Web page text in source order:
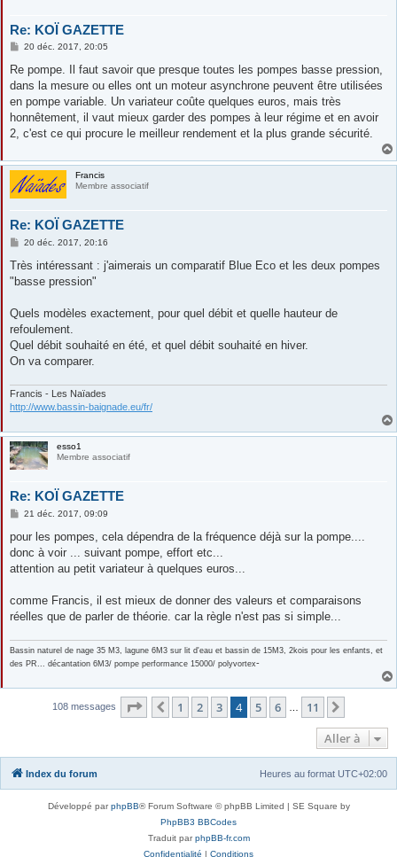
Re: KOÏ GAZETTE
M
s
a
g
20 déc. 2017, 20:05
Re pompe. Il faut savoir que presque toutes les pompes basse pression,
dans la mesure ou elles ont un moteur asynchrone peuvent être utilisées
en pompe variable. Un variateur coûte quelques euros, mais très
honnêtement, il vaut mieux garder des pompes à leur régime et en avoir
2, c'est ce qui procure le meilleur rendement et la plus grande sécurité.
Francis
Membre associatif
Re: KOÏ GAZETTE
M
s
a
20 déc. 2017, 20:16
Très intéressant : j'aimerais un comparatif Blue Eco et les deux pompes
"basse pression"
Quels modèles exactement, pour quel débit et quelle hauteur de
refoulement.
Quel débit souhaité en été, et quel débit souhaité en hiver.
On va comparer.
Francis - Les Naïades
http://www.bassin-baignade.eu/fr/
esso1
Membre associatif
Re: KOÏ GAZETTE
M
s
a
g
21 déc. 2017, 09:09
pour les pompes, cela dépendra de la fréquence déjà sur la pompe....
donc à voir ... suivant pompe, effort etc...
attention au petit variateur à quelques euros...
comme Francis, il est mieux de donner des valeurs et comparaisons
réelles que de parler de théorie. car la règle n'est pas si simple...
Bassin naturel de nage 35 M3, lagune 6M3 sur lit d'eau et bassin de 15M3, 2kois pour les enfants, et
des PR... décantation 6M3/ pompe performance 15000/ polyvortex-
108 messages Page sur11
Précédente
1 2 3 4 5 6 11
Aller à
Index du forum Heures au format UTC+02:00
Développé parphpBB® Forum Software © phpBB Limited | SE Square by
PhpBB3 BBCodes
Traduit parphpBB-fr.com
Confidentialité | Conditions